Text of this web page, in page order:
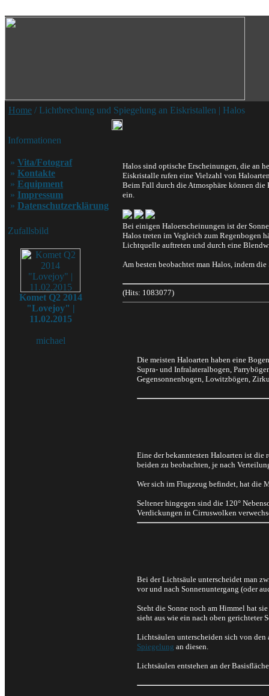
Home / Lichtbrechung und Spiegelung an Eiskristallen | Halos
Informationen
» Vita/Fotograf
» Kontakte
» Equipment
» Impressum
» Datenschutzerklärung
Zufallsbild
Komet Q2 2014
"Lovejoy" |
11.02.2015
michael
Halos sind optische Erscheinungen, die an
Eiskristalle rufen eine Vielzahl von
Beim Fall durch die Atmosphäre können
ein.
Bei einigen Haloerscheinungen ist der
Halos treten im Vegleich zum Regenbogen
Lichtquelle auftreten und durch eine
Am besten beobachtet man Halos, indem
(Hits: 1083077)
Die meisten Haloarten haben eine
Supra- und Infralateralbogen,
Gegensonnenbogen, Lowitzbögen,
Eine der bekanntesten Haloarten ist die
beiden zu beobachten, je nach
Wer sich im Flugzeug befindet, hat die
Seltener hingegen sind die 120°
Verdickungen in Cirruswolken
Bei der Lichtsäule unterscheidet man
vor und nach Sonnenuntergang (oder
Steht die Sonne noch am Himmel hat
sieht aus wie ein nach oben gerichteter
Lichtsäulen unterscheiden sich von den
Spiegelung an diesen.
Lichtsäulen entstehen an der